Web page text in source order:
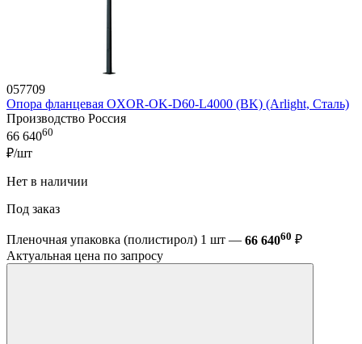
057709
Опора фланцевая OXOR-OK-D60-L4000 (BK) (Arlight, Сталь)
Производство Россия
66 64060
₽/шт
Нет в наличии
Под заказ
Пленочная упаковка (полистирол) 1 шт — 66 64060 ₽
Актуальная цена по запросу